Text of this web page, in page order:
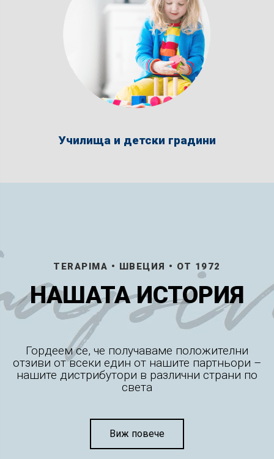
Училища и детски градини
TERAPIMA • ШВЕЦИЯ • ОТ 1972
НАШАТА ИСТОРИЯ
Гордеем се, че получаваме положителни
отзиви от всеки един от нашите партньори –
нашите дистрибутори в различни страни по
света
Виж повече